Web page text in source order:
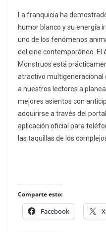
La franquicia ha
humor blanco y su energía
uno de los fenómenos
del cine contemporáneo. El
Monstruos está
atractivo multigeneracional
a nuestros lectores a
mejores asientos con
adquirirse a través del
aplicación oficial para
las taquillas de los
Comparte esto:
Facebook X